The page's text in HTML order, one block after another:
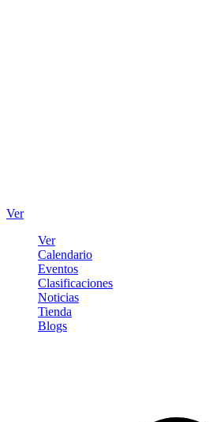
Ver
Ver
Calendario
Eventos
Clasificaciones
Noticias
Tienda
Blogs